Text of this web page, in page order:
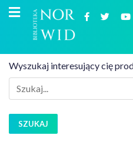
Wyszukaj interesujący cię
SZUKAJ